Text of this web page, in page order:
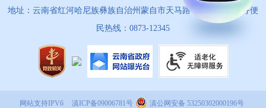
地址：云南省红河哈尼族彝族自治州蒙自市天马路67号 政务服务便
民热线：0873-12345
网站支持IPV6 滇ICP备09006781号 滇公网安备 53250302000196号